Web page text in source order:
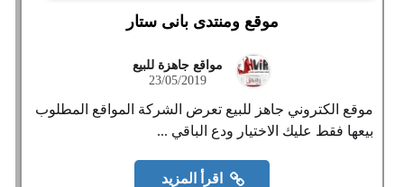
موقع ومنتدى بانى ستار
مواقع جاهزة للبيع
23/05/2019
موقع الكتروني جاهز للبيع تعرض الشركة المواقع المطلوب
بيعها فقط عليك الاختيار ودع الباقي ...
اقرأ المزيد